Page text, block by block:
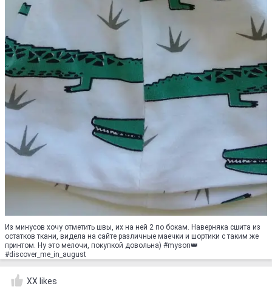
Из минусов хочу отметить швы, их на ней 2 по бокам. Наверняка сшита из
остатков ткани, видела на сайте различные маечки и шортики с таким же
принтом. Ну это мелочи, покупкой довольна) #myson👑
#discover_me_in_august
XX likes